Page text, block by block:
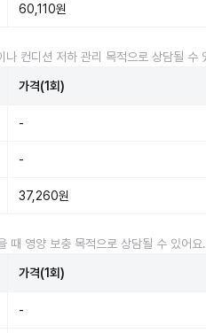
60,110원
컨디션 저하 관리 목적으로 상담될 수
가격(1회)
-
-
37,260원
때 영양 보충 목적으로 상담될 수 있어요.
가격(1회)
-